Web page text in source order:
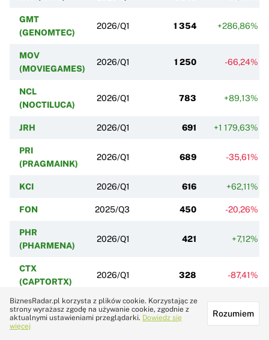
GMT
(GENOMTEC)
2026/Q1 1 354 +286,86%
MOV
(MOVIEGAMES)
2026/Q1 1 250 -66,24%
NCL
(NOCTILUCA)
2026/Q1 783 +89,13%
JRH 2026/Q1 691 +1 179,63%
PRI
(PRAGMAINK)
2026/Q1 689 -35,61%
KCI 2026/Q1 616 +62,11%
FON 2025/Q3 450 -20,26%
PHR
(PHARMENA)
2026/Q1 421 +7,12%
CTX
(CAPTORTX)
2026/Q1 328 -87,41%
NVG
(NOVAVISGR)
2026/Q1 322
BiznesRadar.pl korzysta z plików cookie. Korzystając ze
strony wyrażasz zgodę na używanie cookie, zgodnie z
aktualnymi ustawieniami przeglądarki. Dowiedz się
więcej
Rozumiem